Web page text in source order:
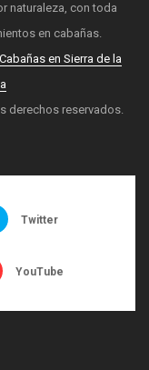
naturaleza, con toda
en cabañas.
Cabañas en Sierra de la
derechos reservados.
Twitter
YouTube